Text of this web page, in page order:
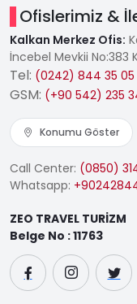
Ofislerimiz &
Kalkan Merkez Ofis:
İncebel Mevkii No:383
Tel: (0242) 844 35 05
GSM: (+90 542) 235
Konumu Göster
Call Center: (0850)
Whatsapp:
ZEO TRAVEL TURİZM
Belge No : 11763